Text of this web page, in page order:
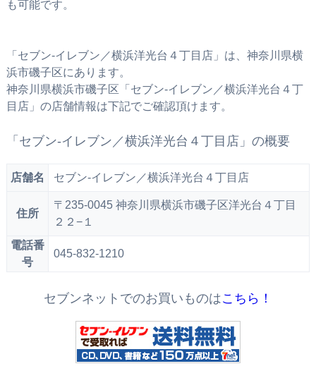
も可能です。
「セブン‐イレブン／横浜洋光台４丁目店」は、神奈川県横
浜市磯子区にあります。
神奈川県横浜市磯子区「セブン‐イレブン／横浜洋光台４丁
目店」の店舗情報は下記でご確認頂けます。
「セブン‐イレブン／横浜洋光台４丁目店」の概要
店舗名 セブン‐イレブン／横浜洋光台４丁目店
住所
〒235-0045 神奈川県横浜市磯子区洋光台４丁目
２２−１
電話番
号
045-832-1210
セブンネットでのお買いものはこちら！